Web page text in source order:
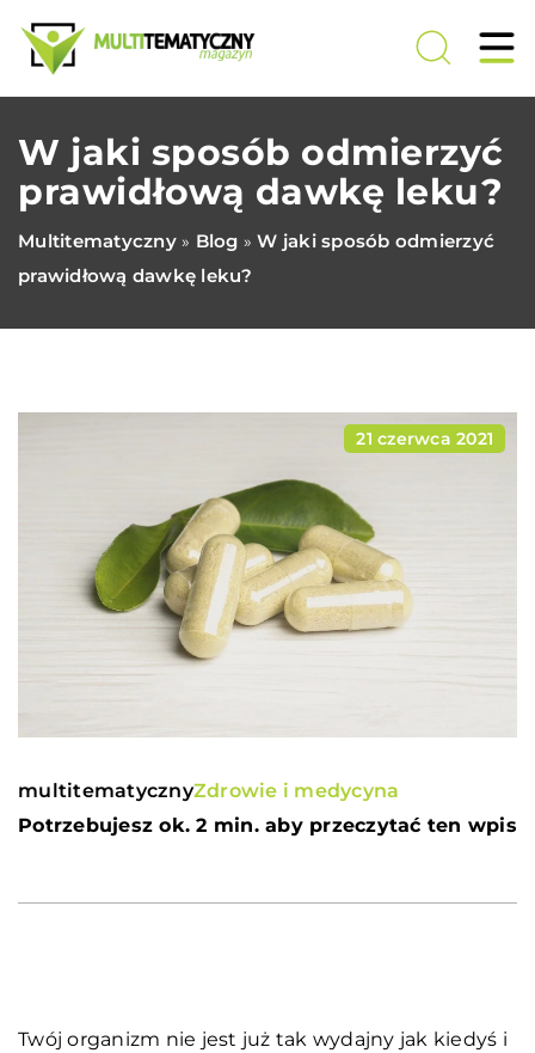
W jaki sposób odmierzyć
prawidłową dawkę leku?
Multitematyczny» Blog »W jaki sposób odmierzyć
prawidłową dawkę leku?
21 czerwca 2021
multitematycznyZdrowie i medycyna
Potrzebujesz ok. 2 min. aby przeczytać ten wpis
Twój organizm nie jest już tak wydajny jak kiedyś i